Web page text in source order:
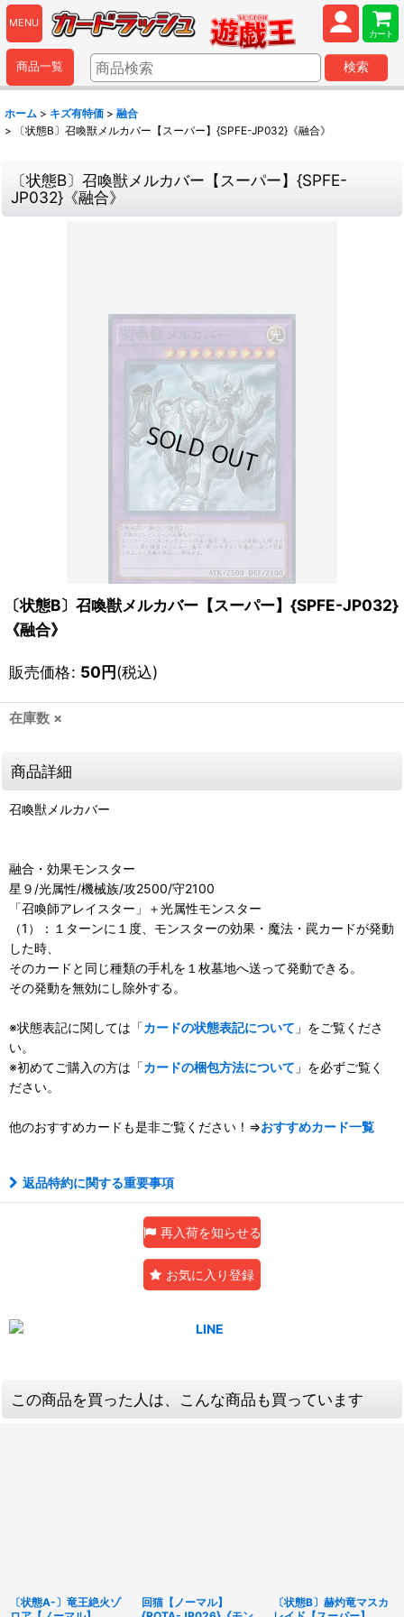
MENU
カート
商品一覧 検索
ホーム > キズ有特価 > 融合
>
〔状態B〕召喚獣メルカバー【スーパー】{SPFE-JP032}《融合》
〔状態B〕召喚獣メルカバー【スーパー】{SPFE-
JP032}《融合》
〔状態B〕召喚獣メルカバー【スーパー】{SPFE-JP032}
《融合》
販売価格: 50円(税込)
在庫数 ×
商品詳細
召喚獣メルカバー
融合・効果モンスター
星９/光属性/機械族/攻2500/守2100
「召喚師アレイスター」＋光属性モンスター
（1）：１ターンに１度、モンスターの効果・魔法・罠カードが発動
した時、
そのカードと同じ種類の手札を１枚墓地へ送って発動できる。
その発動を無効にし除外する。
※状態表記に関しては「カードの状態表記について 」をご覧くださ
い。
※初めてご購入の方は「カードの梱包方法について 」を必ずご覧く
ださい。
他のおすすめカードも是非ご覧ください！⇒おすすめカード一覧
返品特約に関する重要事項
再入荷を知らせる
お気に入り登録
この商品を買った人は、こんな商品も買っています
〔状態A-〕竜王絶火ゾ
回猫【ノーマル】
〔状態B〕赫灼竜マスカ